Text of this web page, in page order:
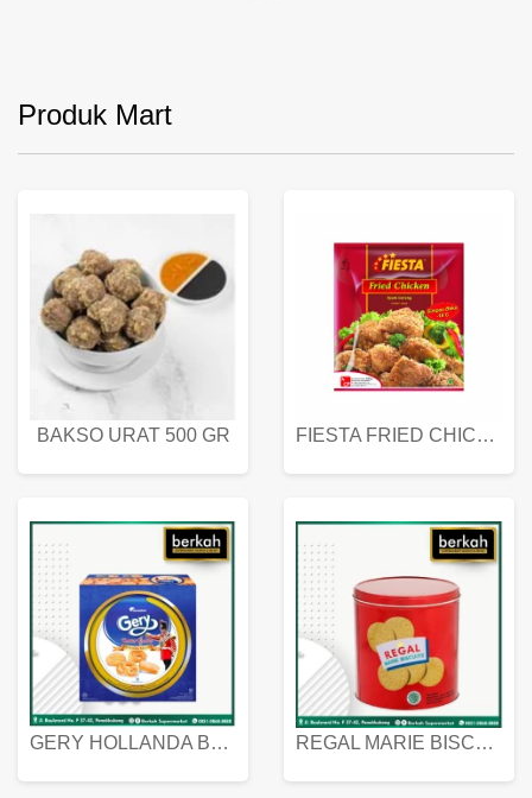
Produk Mart
BAKSO URAT 500 GR FIESTA FRIED CHICKEN 500 GR
GERY HOLLANDA BUTTER COOKIES 450 GRAM REGAL MARIE BISCUIT KALENG 550 GRAM